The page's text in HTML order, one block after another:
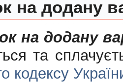
на додану
на додану
та
кодексу